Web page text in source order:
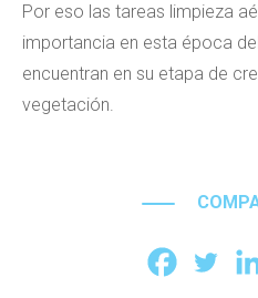
Por eso las tareas limpieza
importancia en esta época
encuentran en su etapa de
vegetación.